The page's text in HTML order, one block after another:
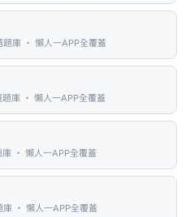
庫 ・ 懶人一APP全覆蓋
庫 ・ 懶人一APP全覆蓋
・ 懶人一APP全覆蓋
・ 懶人一APP全覆蓋